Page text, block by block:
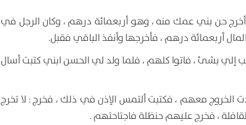
حن بني عمك منه ، وهو أربعمائة درهم ، وكان الرجل في
أربعمائة درهم ، فأخرجها وأنفذ الباقي فقبل.
إلي بشئ ، فاتوا كلهم ، فلما ولد لي الحسن ابني كتبت أسال
الخروج معهم ، فكتبت ألتمس الإذن في ذلك ، فخرج : لا تخرج
، فخرج عليهم حنظلة فاجتاحتهم .